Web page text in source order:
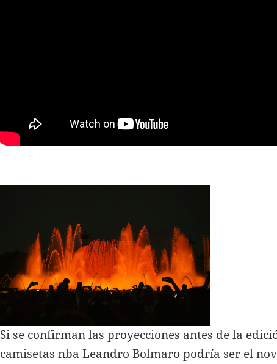
Si se confirman las proyecciones antes de la
camisetas nba Leandro Bolmaro podría ser el